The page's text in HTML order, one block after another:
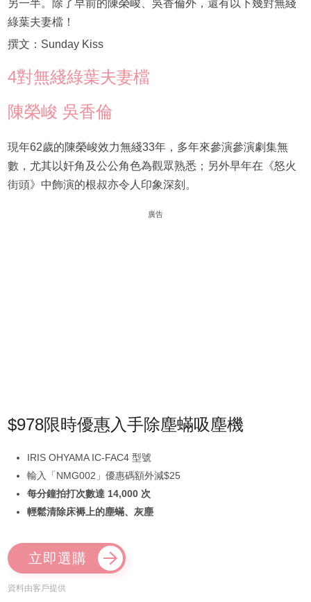
另一半。除了早前的陳榮峻、吳香倫外，還有以下幾對無綫
綠葉夫妻檔！
撰文：Sunday Kiss
4對無綫綠葉夫妻檔
陳榮峻 吳香倫
現年62歲的陳榮峻效力無綫33年，多年來參演參演劇集無
數，尤其以奸角及公公角色為觀眾熟悉；另外早年在《怒火
街頭》中飾演的根叔亦令人印象深刻。
廣告
$978限時優惠入手除塵蟎吸塵機
IRIS OHYAMA IC-FAC4 型號
輸入「NMG002」優惠碼額外減$25
每分鐘拍打次數達 14,000 次
輕鬆清除床褥上的塵蟎、灰塵
立即選購
資料由客戶提供